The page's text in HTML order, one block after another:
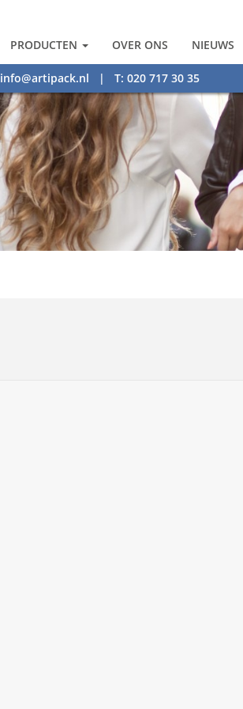
PRODUCTEN OVER ONS NIEUWS
info@artipack.nl | T: 020 717 30 35